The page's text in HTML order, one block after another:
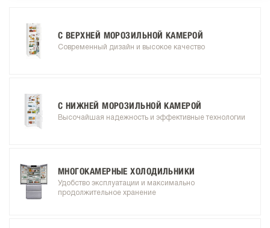
С ВЕРХНЕЙ МОРОЗИЛЬНОЙ КАМЕРОЙ
Современный дизайн и высокое качество
С НИЖНЕЙ МОРОЗИЛЬНОЙ КАМЕРОЙ
Высочайшая надежность и эффективные технологии
МНОГОКАМЕРНЫЕ ХОЛОДИЛЬНИКИ
Удобство эксплуатации и максимально
продолжительное хранение